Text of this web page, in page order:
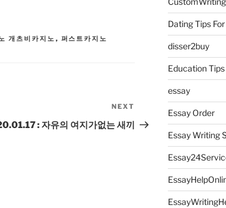
개츠비카지노 , 퍼스트카지노
Post
NEXT
: 자유의 여지가없는 새끼
Dating Tips
disser2buy
Education
essay
Essay Order
Essay Writing